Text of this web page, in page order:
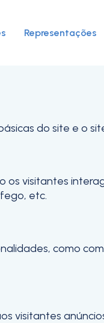
para este
e
do site e o
visitantes
etc.
como
visitantes
Representações